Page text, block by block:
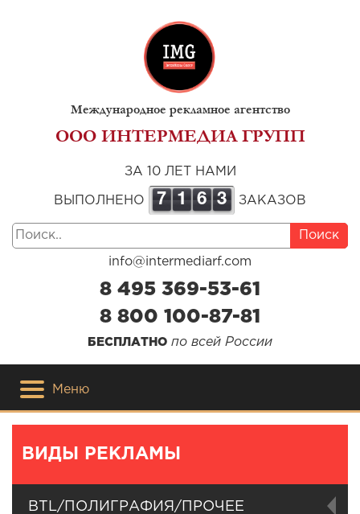
Международное рекламное агентство
ООО ИНТЕРМЕДИА ГРУПП
ЗА 10 ЛЕТ НАМИ
ВЫПОЛНЕНО 7 1 6 3 ЗАКАЗОВ
Поиск
info@intermediarf.com
8 495 369-53-61
8 800 100-87-81
БЕСПЛАТНО по всей России
Меню
ВИДЫ РЕКЛАМЫ
BTL/ПОЛИГРАФИЯ/ПРОЧЕЕ